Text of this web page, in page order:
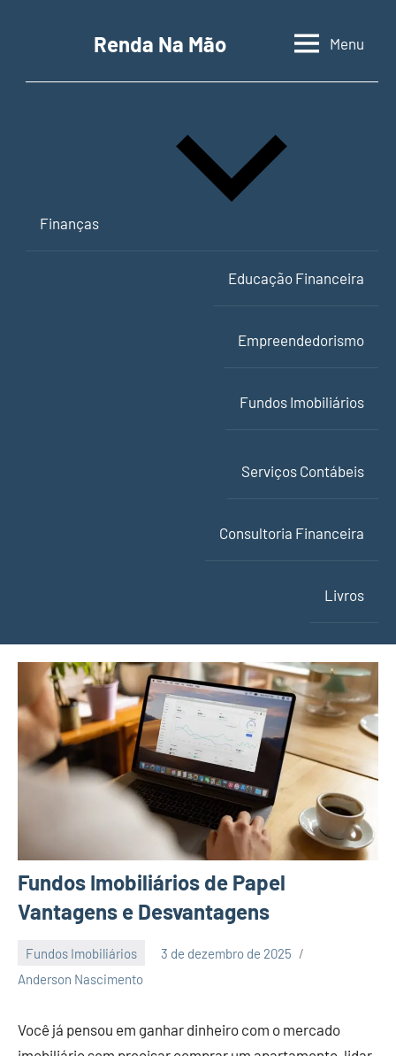
conteúdo
Renda Na Mão
Contabilidade,
empreendedorismo
Menu
Finanças
Educação Financeira
Empreendedorismo
Fundos Imobiliários
Serviços Contábeis
Consultoria Financeira
Livros
Fundos Imobiliários de Papel
Vantagens e Desvantagens
Fundos Imobiliários
3 de dezembro de 2025
Anderson Nascimento
Nenhum
Você já pensou em ganhar dinheiro com o mercado